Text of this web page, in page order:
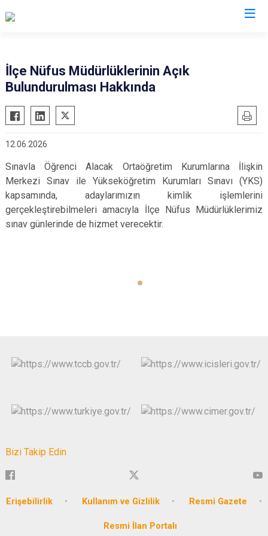
İlçe Nüfus Müdürlüklerinin Açık
Bulundurulması Hakkında
12.06.2026
Sınavla Öğrenci Alacak Ortaöğretim Kurumlarına İlişkin
Merkezi Sınav ile Yükseköğretim Kurumları Sınavı (YKS)
kapsamında, adaylarımızın kimlik işlemlerini
gerçekleştirebilmeleri amacıyla İlçe Nüfus Müdürlüklerimiz
sınav günlerinde de hizmet verecektir.
Bizi Takip Edin
Erişebilirlik Kullanım ve Gizlilik Resmi Gazete
Resmi İlan Portalı